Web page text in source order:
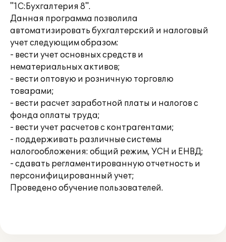
"1С:Бухгалтерия 8".
Данная программа позволила
автоматизировать бухгалтерский и налоговый
учет следующим образом:
- вести учет основных средств и
нематериальных активов;
- вести оптовую и розничную торговлю
товарами;
- вести расчет заработной платы и налогов с
фонда оплаты труда;
- вести учет расчетов с контрагентами;
- поддерживать различные системы
налогообложения: общий режим, УСН и ЕНВД;
- сдавать регламентированную отчетность и
персонифицированный учет;
Проведено обучение пользователей.